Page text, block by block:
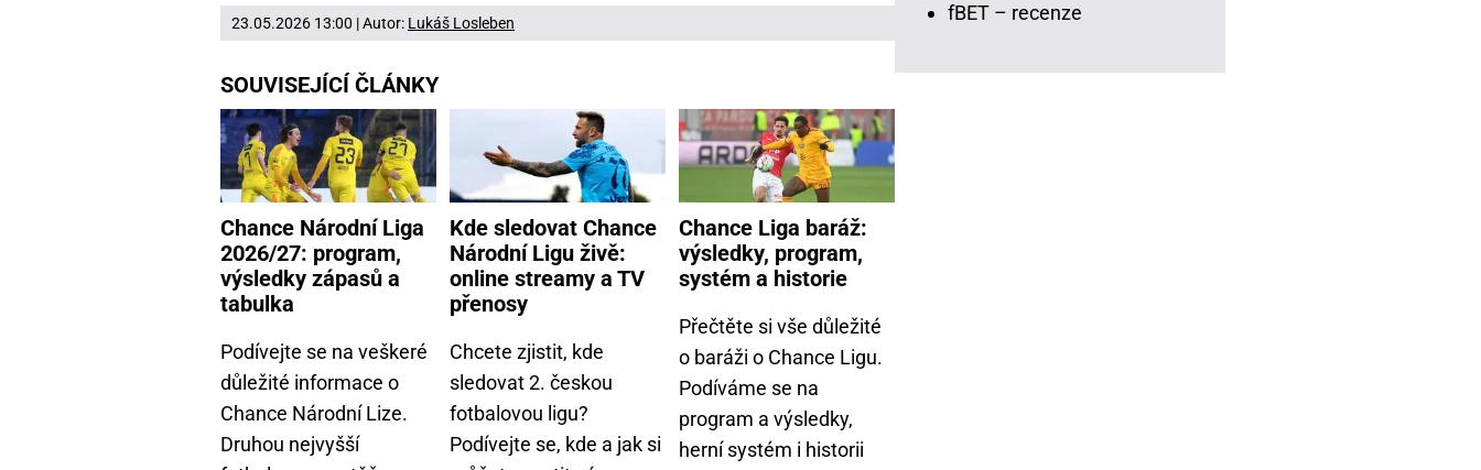
23.05.2026 13:00 | Autor: Lukáš Losleben
SOUVISEJÍCÍ ČLÁNKY
Chance Národní Liga
2026/27: program,
výsledky zápasů a
tabulka
Podívejte se na veškeré
důležité informace o
Chance Národní Lize.
Druhou nejvyšší
Kde sledovat Chance
Národní Ligu živě:
online streamy a TV
přenosy
Chcete zjistit, kde
sledovat 2. českou
fotbalovou ligu?
Podívejte se, kde a jak si
Chance Liga baráž:
výsledky, program,
systém a historie
Přečtěte si vše důležité
o baráži o Chance Ligu.
Podíváme se na
program a výsledky,
herní systém i historii
fBET – recenze